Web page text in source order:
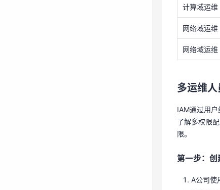
多运维
IAM通过用
了解多权限
限。
鼠标移
在左侧
在“创建
计算域运维
网络域运维
网络域运维
多运维
IAM通过用
了解多权限
限。
第一步：创
A公司使